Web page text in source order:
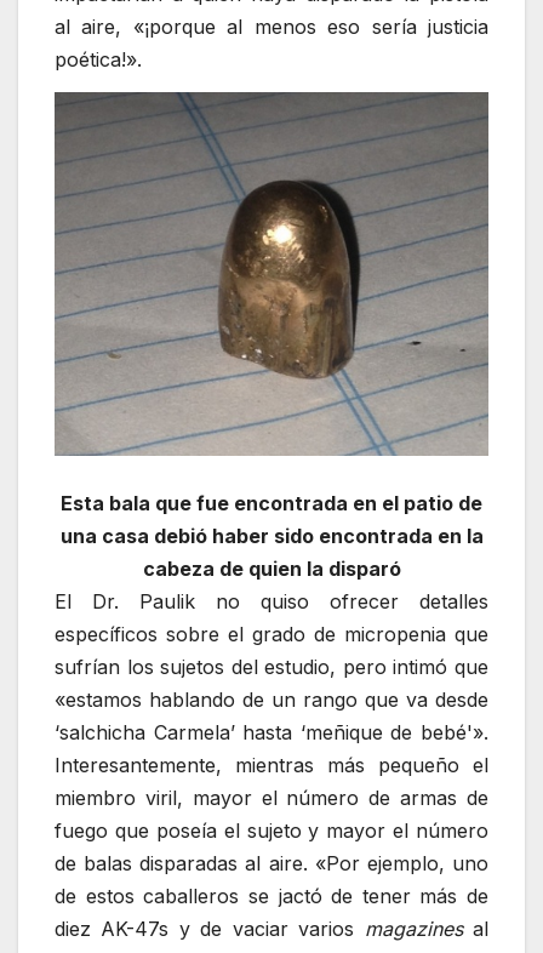
al aire, «¡porque al menos eso sería justicia
poética!».
Esta bala que fue encontrada en el patio de
una casa debió haber sido encontrada en la
cabeza de quien la disparó
El Dr. Paulik no quiso ofrecer detalles
específicos sobre el grado de micropenia que
sufrían los sujetos del estudio, pero intimó que
«estamos hablando de un rango que va desde
‘salchicha Carmela’ hasta ‘meñique de bebé'».
Interesantemente, mientras más pequeño el
miembro viril, mayor el número de armas de
fuego que poseía el sujeto y mayor el número
de balas disparadas al aire. «Por ejemplo, uno
de estos caballeros se jactó de tener más de
diez AK-47s y de vaciar varios magazinesal